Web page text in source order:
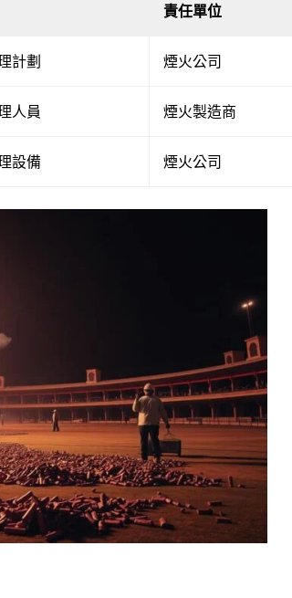
責任單位
計劃 煙火公司
人員 煙火製造商
設備 煙火公司